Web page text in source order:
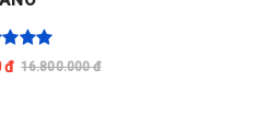
đ 14.670.000 đ